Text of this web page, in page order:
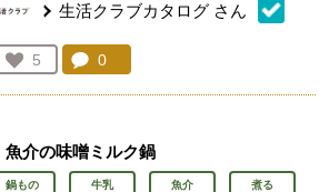
生活クラブカタログ さん
お気に入り登録：
5
人が登録
コメント：
0
魚介の味噌ミルク鍋
鍋もの 牛乳 魚介 煮る